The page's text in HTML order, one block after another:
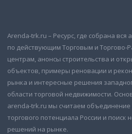
Arenda-trk.ru – Ресурс, где собрана
по действующим Торговым и Торгово-
центрам, анонсы строительства и
объектов, примеры реновации и
рынка и интересные решения
области торговой недвижимости.
arenda-trk.ru мы считаем объединение
торгового потенциала России и поиск
решений на рынке.